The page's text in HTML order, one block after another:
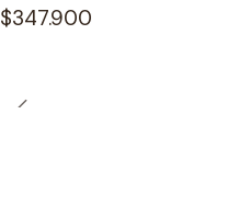
$347.900